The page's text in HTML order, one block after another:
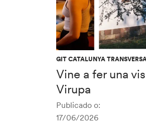
GIT CATALUNYA
Vine a fer una
Virupa
Publicado o:
17/06/2026